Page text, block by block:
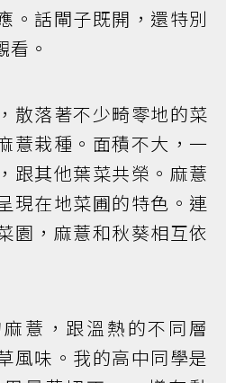
。話閘子既開，還特別
。
散落著不少畸零地的菜
薏栽種。面積不大，一
跟其他葉菜共榮。麻薏
現在地菜圃的特色。連
園，麻薏和秋葵相互依
薏，跟溫熱的不同層
風味。我的高中同學是